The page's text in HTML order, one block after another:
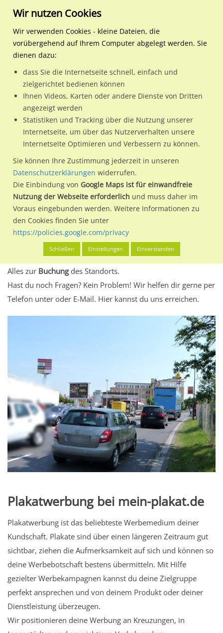
Regionale Plakatwerbung Nordrhein-Westfalen
Kerpen, Kolpingstadt
Europaring Nh. Kerpener
50170 / Kerpen, Kolpingstadt / Sindorf
Nutze günstige Werbemöglichkeiten am Standort Europaring
Nh. Kerpener Str. 150 Nh. LIDL We.li.CSim Ortsteil Sindorf)
in Kerpen, Kolpingstadt.
Wir erheben für jede unserer Werbeflächen individuelle und
aktuelleStandortinformationenundLeistungswerte. Damit
kannst du dich schon vor der Buchung im Detail über den
Standort, seine Reichweite und Werbewirkung sowie
eventuelle Beschränkungen in den zugelassenen
Werbeinhalten informieren.
Alles klar? Dann findest du direkt im unteren Teil dieser Seite
Alles zur Buchungdes Standorts.
Hast du noch Fragen? Kein Problem! Wir helfen dir gerne per
Telefon unter oder E-Mail. Hier kannst du uns erreichen.
Plakatwerbung bei mein-plakat.de
Plakatwerbung ist das beliebteste Werbemedium deiner
Kundschaft. Plakate sind über einen längeren Zeitraum gut
sichtbar, ziehen die Aufmerksamkeit auf sich und können so
deine Werbebotschaft bestens übermitteln. Mit Hilfe
gezielter Werbekampagnen kannst du deine Zielgruppe
perfekt ansprechen und von deinem Produkt oder deiner
Dienstleistung überzeugen.
Wir positionieren deine Werbung an Kreuzungen, in
Wir nutzen Cookies
Wir verwenden Cookies - kleine Dateien, die
vorübergehend auf Ihrem Computer abgelegt werden. Sie
dienen dazu:
dass Sie die Internetseite schnell, einfach und
zielgerichtet bedienen können
Ihnen Videos, Karten oder andere Dienste von Dritten
angezeigt werden
Statistiken und Tracking über die Nutzung unserer
Internetseite, um über das Nutzerverhalten unsere
Internetseite Optimieren und Verbessern zu können.
Sie können Ihre Zustimmung jederzeit in unseren
Datenschutzerklärungen widerrufen.
Die Einbindung von Google Maps ist für einwandfreie
Nutzung der Webseite erforderlich und muss daher im
Voraus eingebunden werden. Weitere Informationen zu
den Cookies finden Sie unter
https://policies.google.com/privacy
Schließen Einstellungen Einverstanden